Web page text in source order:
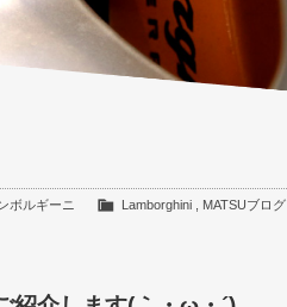
Lamborghini MATSUブログ
ボルギーニ